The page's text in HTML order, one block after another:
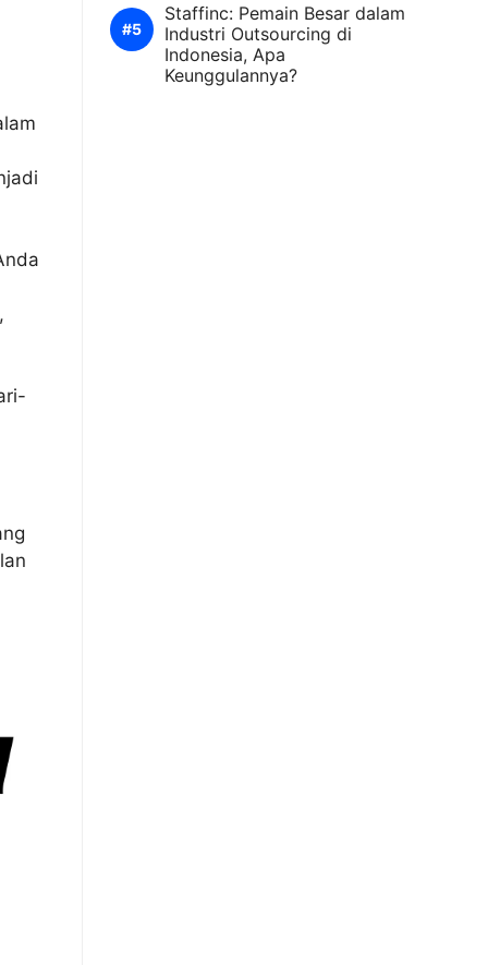
,
Staffinc: Pemain Besar dalam
Industri Outsourcing di
Indonesia, Apa
Keunggulannya?